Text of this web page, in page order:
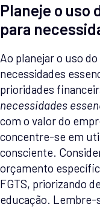
Planeje o uso
para
Ao planejar o uso
necessidades
prioridades
necessidades
com o valor do
concentre-se em
consciente.
orçamento
FGTS, priorizando
educação. Lembre-